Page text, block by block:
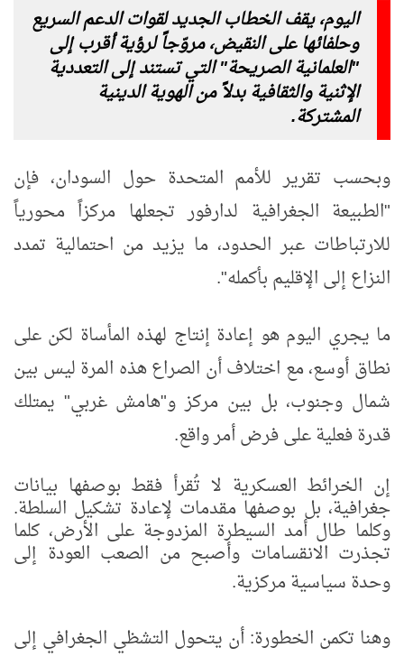
اليوم، يقف الخطاب الجديد لقوات الدعم السريع
وحلفائها على النقيض، مروّجاً لرؤية أقرب إلى
"العلمانية الصريحة" التي تستند إلى التعددية
الإثنية والثقافية بدلاً من الهوية الدينية
المشتركة.
وبحسب تقرير للأمم المتحدة حول السودان، فإن
"الطبيعة الجغرافية لدارفور تجعلها مركزاً محورياً
للارتباطات عبر الحدود، ما يزيد من احتمالية تمدد
النزاع إلى الإقليم بأكمله".
ما يجري اليوم هو إعادة إنتاج لهذه المأساة لكن على
نطاق أوسع، مع اختلاف أن الصراع هذه المرة ليس بين
شمال وجنوب، بل بين مركز و"هامش غربي" يمتلك
قدرة فعلية على فرض أمر واقع.
إن الخرائط العسكرية لا تُقرأ فقط بوصفها بيانات
جغرافية، بل بوصفها مقدمات لإعادة تشكيل السلطة.
وكلما طال أمد السيطرة المزدوجة على الأرض، كلما
تجذرت الانقسامات وأصبح من الصعب العودة إلى
وحدة سياسية مركزية.
وهنا تكمن الخطورة: أن يتحول التشظي الجغرافي إلى